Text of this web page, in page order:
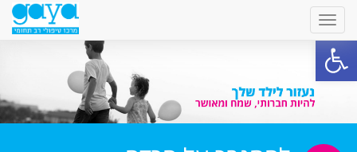
פתח סרגל נגישות